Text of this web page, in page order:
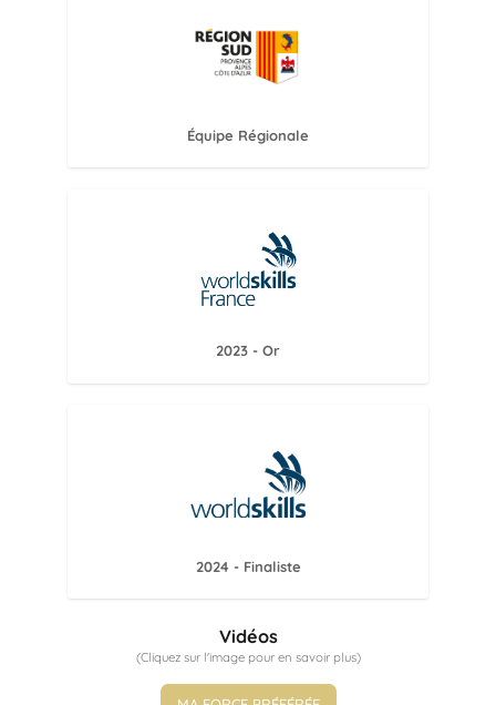
Équipe Régionale
2023 - Or
2024 - Finaliste
Vidéos
(Cliquez sur l'image pour en savoir plus)